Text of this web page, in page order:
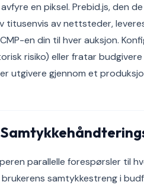
en piksel. Prebid.js, den
titusenvis av nettsteder,
en din til hver auksjon.
risiko) eller fratar
utgivere gjennom et
parallelle forespørsler til
samtykkestreng i